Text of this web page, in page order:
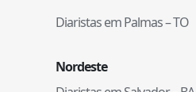
Diaristas emPalmas–TO
Nordeste